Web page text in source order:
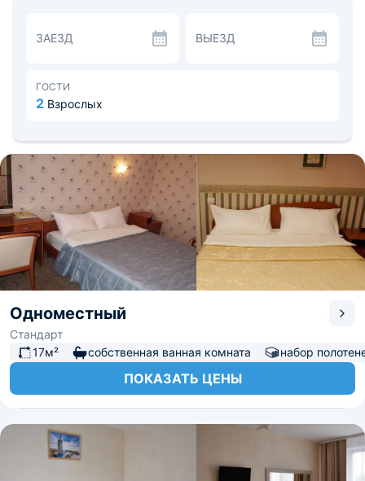
сможет подобрать себе наиболее подходящий вариант.
Все апартаменты укомплектованы удобными
В ресторане можно приятно провести время,
насладиться изысканными блюдами
Для проведения деловых мероприятий отель
предлагает просторный конференц-зал, который
оснащен необходимой мебелью и новейшим
мультимедийным оборудованием. Сотрудники
обязательно окажут помощь в организации
мероприятия.
Рядом с гостиницей «Двина» находится краеведческий
музей, гостиный двор, театр драмы имени Ломоносова.
Расстояние до железнодорожного вокзала составит
около четырех километров, а до аэропорта 14 км.
ЗАЕЗД ВЫЕЗД
ГОСТИ
2 Взрослых
Одноместный
Стандарт
17м²
собственная ванная комната набор
ПОКАЗАТЬ ЦЕНЫ